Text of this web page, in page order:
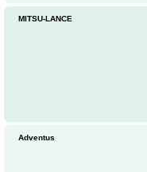
MITSU-LANCE
Adventus